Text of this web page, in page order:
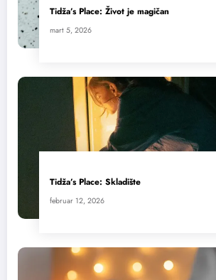
Tidža’s Place: Život je magičan
mart 5, 2026
Tidža’s Place: Skladište
februar 12, 2026